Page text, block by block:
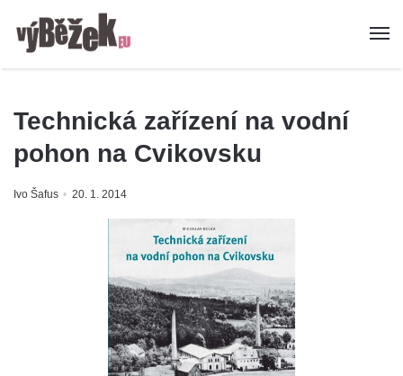
Technická zařízení na vodní
pohon na Cvikovsku
Ivo Šafus 20. 1. 2014